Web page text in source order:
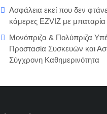
Ασφάλεια εκεί που δεν
κάμερες EZVIZ με μπαταρία
Μονόπριζα & Πολύπριζα
Προστασία Συσκευών και
Σύγχρονη Καθημερινότητα